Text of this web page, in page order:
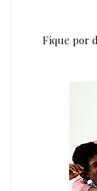
Fique por